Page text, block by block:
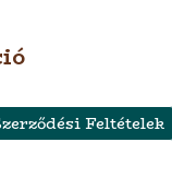
Feltételek